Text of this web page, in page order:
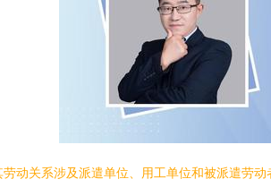
动关系涉及派遣单位、用工单位和被派遣劳